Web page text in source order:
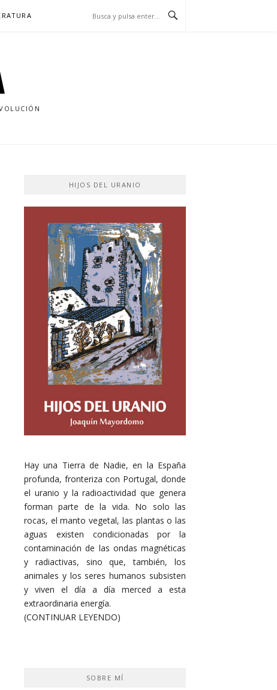
HIJOS DEL URANIO
Hay una Tierra de Nadie, en la España
profunda, fronteriza con Portugal, donde
el uranio y la radioactividad que genera
forman parte de la vida. No solo las
rocas, el manto vegetal, las plantas o las
aguas existen condicionadas por la
contaminación de las ondas magnéticas
y radiactivas, sino que, también, los
animales y los seres humanos subsisten
y viven el día a día merced a esta
extraordinaria energía.
(CONTINUAR LEYENDO)
SOBRE MÍ